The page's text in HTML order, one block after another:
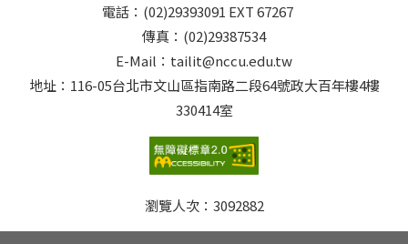
電話：(02)29393091 EXT 67267
傳真：(02)29387534
E-Mail：tailit@nccu.edu.tw
地址：116-05台北市文山區指南路二段64號政大百年樓4樓
330414室
瀏覽人次： 3092882